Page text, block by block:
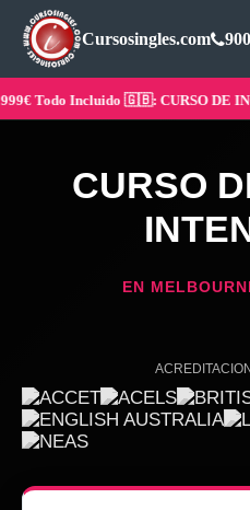
Cursosingles.com
Todo Incluido 🇬🇧: CURSO DE
CURSO
EN